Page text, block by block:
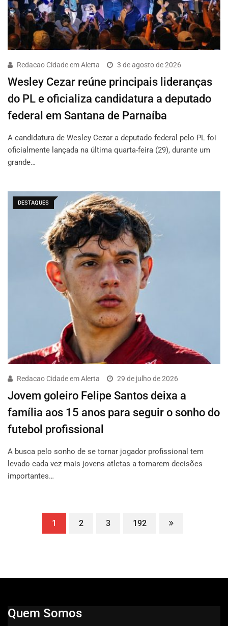
Redacao Cidade em Alerta 3 de agosto de 2026
Wesley Cezar reúne principais lideranças
do PL e oficializa candidatura a deputado
federal em Santana de Parnaíba
A candidatura de Wesley Cezar a deputado federal pelo PL foi
oficialmente lançada na última quarta-feira (29), durante um
grande…
DESTAQUES
Redacao Cidade em Alerta 29 de julho de 2026
Jovem goleiro Felipe Santos deixa a
família aos 15 anos para seguir o sonho do
futebol profissional
A busca pelo sonho de se tornar jogador profissional tem
levado cada vez mais jovens atletas a tomarem decisões
importantes…
1 2 3 192
Quem Somos